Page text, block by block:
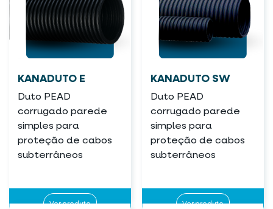
KANADUTO E
Duto PEAD
corrugado parede
simples para
proteção de cabos
subterrâneos
Ver produto
KANADUTO SW
Duto PEAD
corrugado parede
simples para
proteção de cabos
subterrâneos
Ver produto